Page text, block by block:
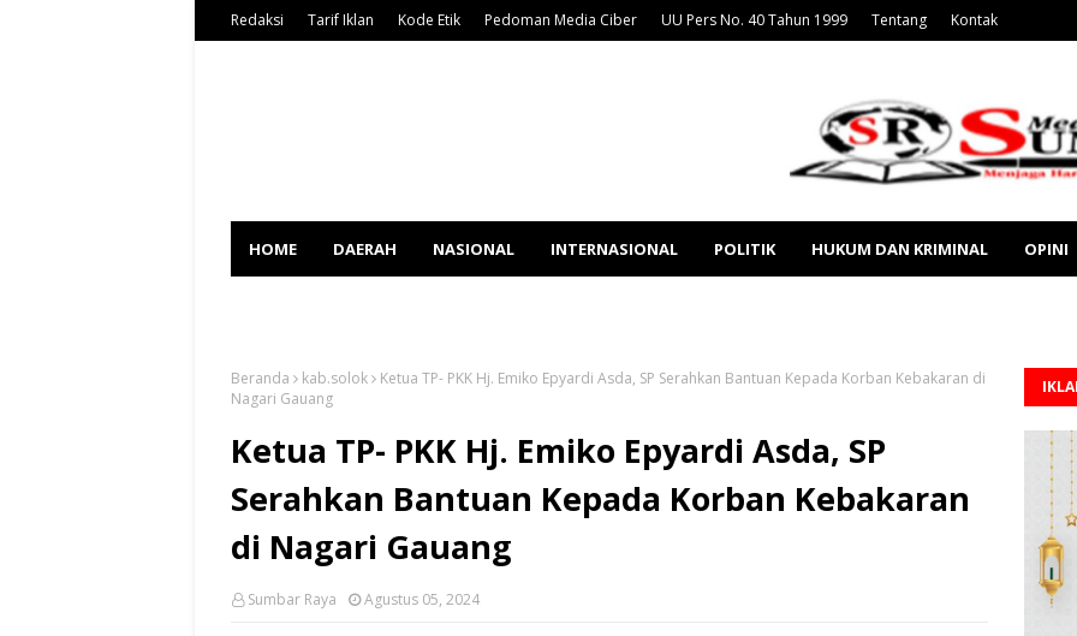
Redaksi Tarif Iklan Kode Etik Pedoman Media Ciber UU Pers No. 40 Tahun 1999 Tentang Kontak
HOME DAERAH NASIONAL INTERNASIONAL POLITIK HUKUM DAN KRIMINAL OPINI
Beranda kab.solok
Ketua TP- PKK Hj. Emiko Epyardi Asda, SP Serahkan Bantuan Kepada Korban Kebakaran di
Nagari Gauang
Ketua TP- PKK Hj. Emiko Epyardi Asda, SP
Serahkan Bantuan Kepada Korban Kebakaran
di Nagari Gauang
Sumbar Raya Agustus 05, 2024